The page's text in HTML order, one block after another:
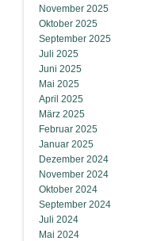
November 2025
Oktober 2025
September 2025
Juli 2025
Juni 2025
Mai 2025
April 2025
März 2025
Februar 2025
Januar 2025
Dezember 2024
November 2024
Oktober 2024
September 2024
Juli 2024
Mai 2024